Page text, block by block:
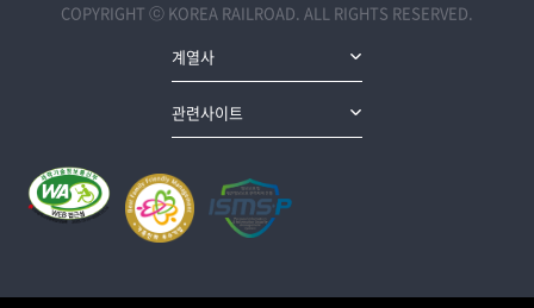
COPYRIGHT ⓒ KOREA RAILROAD. ALL RIGHTS RESERVED.
계열사
관련사이트